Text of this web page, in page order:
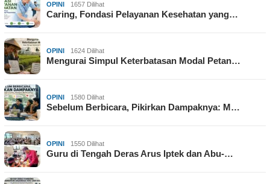
OPINI 1657 Dilihat
Caring, Fondasi Pelayanan Kesehatan yang…
OPINI 1624 Dilihat
Mengurai Simpul Keterbatasan Modal Petan…
OPINI 1580 Dilihat
Sebelum Berbicara, Pikirkan Dampaknya: M…
OPINI 1550 Dilihat
Guru di Tengah Deras Arus Iptek dan Abu-…